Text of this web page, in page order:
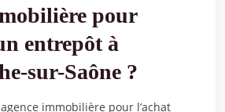
pour
entrepôt à
sur-Saône ?
immobilière pour l’achat